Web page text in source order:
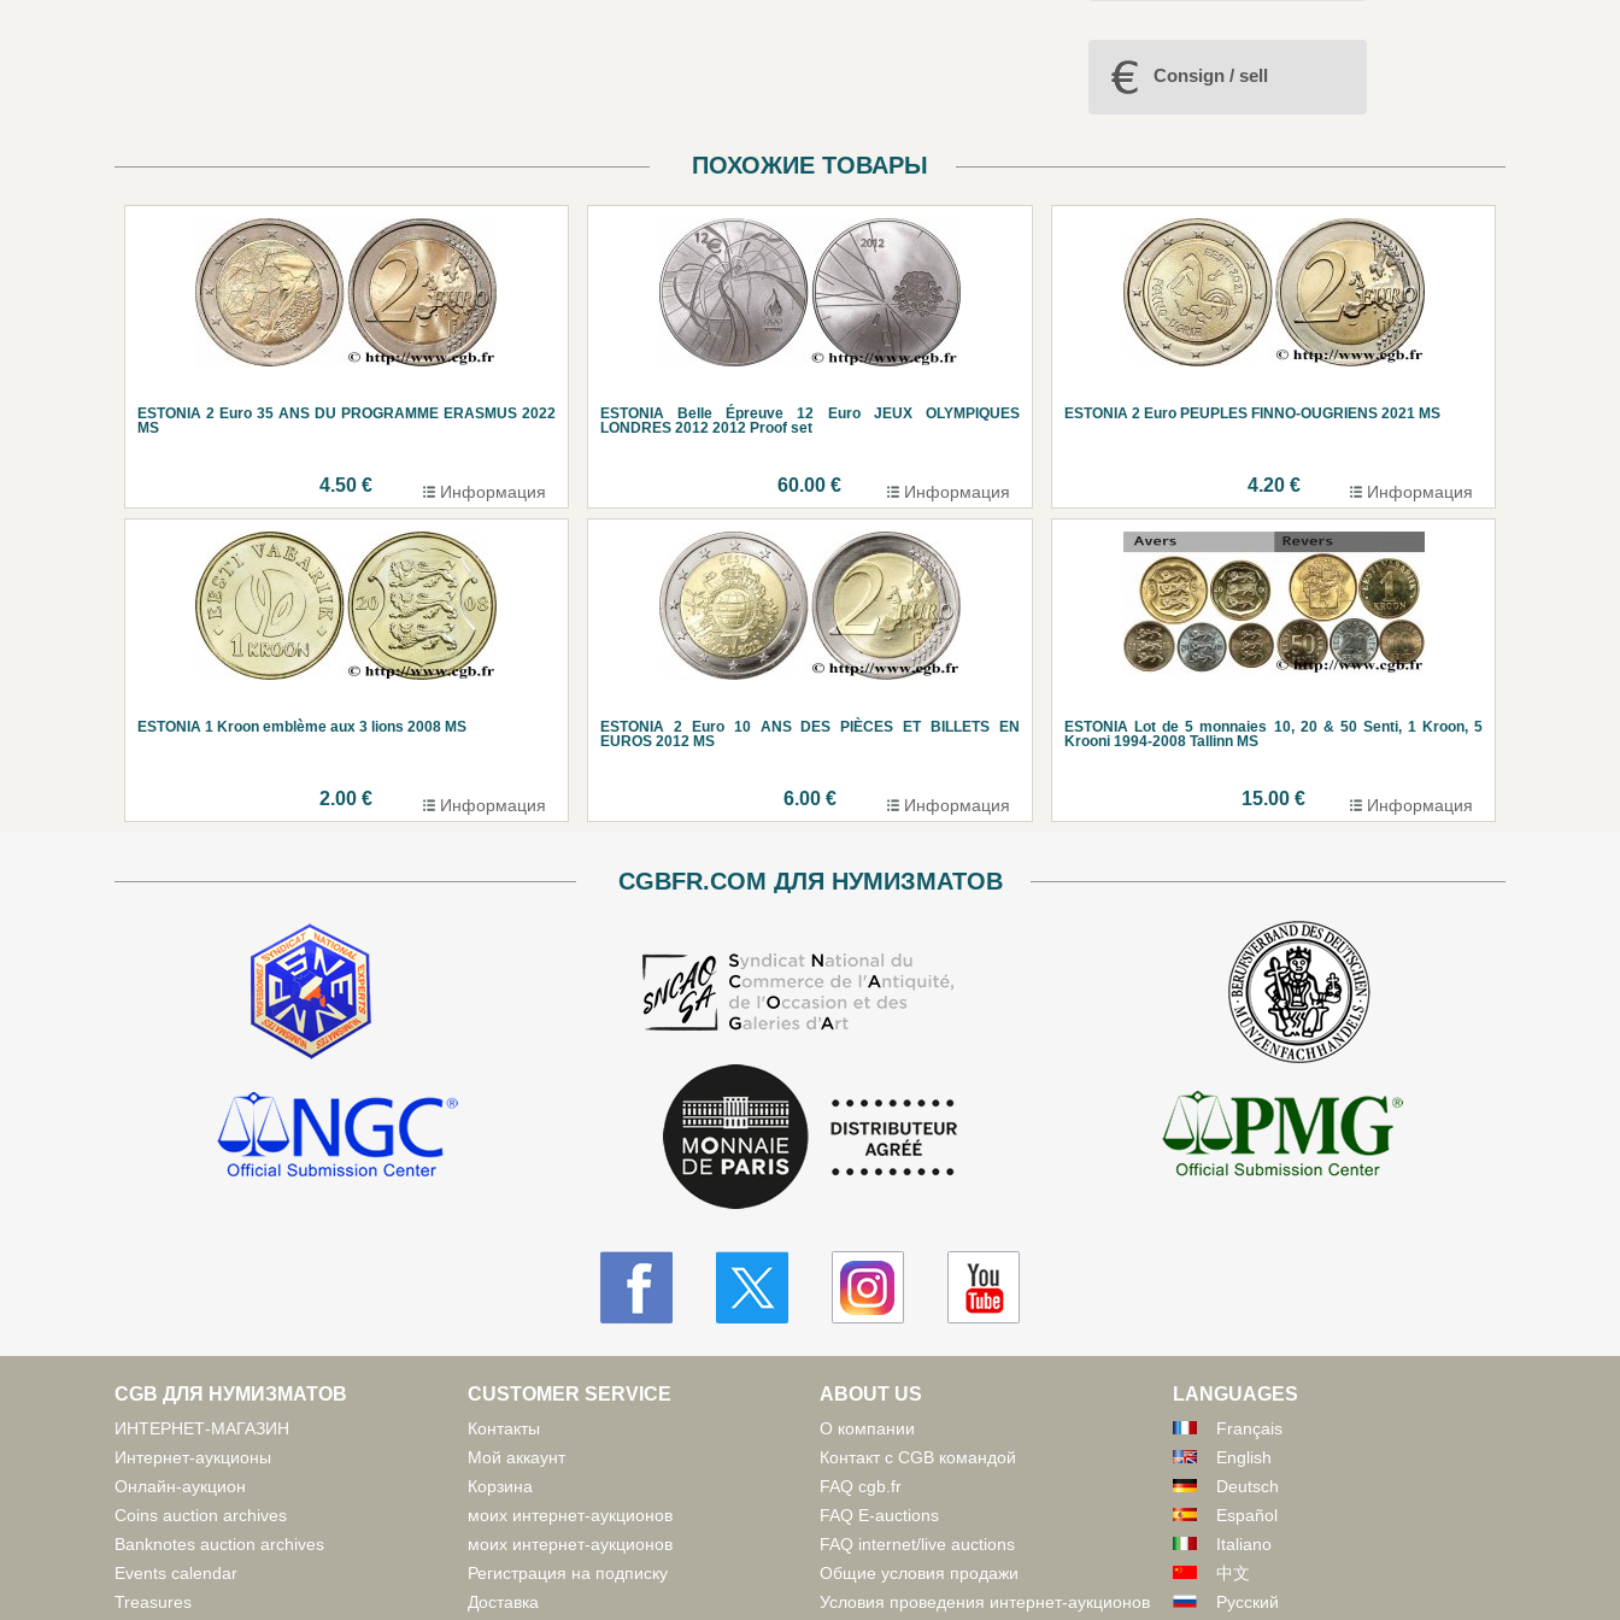
Consign / sell
ПОХОЖИЕ ТОВАРЫ
ESTONIA 2 Euro 35 ANS DU PROGRAMME ERASMUS 2022
MS
4.50 € Информация
ESTONIA Belle Épreuve 12 Euro JEUX OLYMPIQUES
LONDRES 2012 2012 Proof set
60.00 € Информация
ESTONIA 2 Euro PEUPLES FINNO-OUGRIENS 2021 MS
4.20 € Информация
ESTONIA 1 Kroon emblème aux 3 lions 2008 MS
2.00 € Информация
ESTONIA 2 Euro 10 ANS DES PIÈCES ET BILLETS EN
EUROS 2012 MS
6.00 € Информация
ESTONIA Lot de 5 monnaies 10, 20 & 50 Senti, 1 Kroon, 5
Krooni 1994-2008 Tallinn MS
15.00 € Информация
CGBFR.COM ДЛЯ НУМИЗМАТОВ
CGB ДЛЯ НУМИЗМАТОВ
ИНТЕРНЕТ-МАГАЗИН
Интернет-аукционы
Онлайн-аукцион
Coins auction archives
Banknotes auction archives
Events calendar
Treasures
CUSTOMER SERVICE
Контакты
Мой аккаунт
Корзина
моих интернет-аукционов
моих интернет-аукционов
Регистрация на подписку
Доставка
ABOUT US
О компании
Контакт с CGB командой
FAQ cgb.fr
FAQ E-auctions
FAQ internet/live auctions
Общие условия продажи
Условия проведения интернет-аукционов
LANGUAGES
Français
English
Deutsch
Español
Italiano
中文
Русский